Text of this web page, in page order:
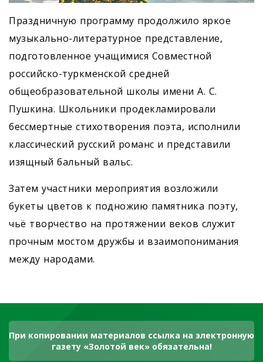
Праздничную программу продолжило яркое
музыкально-литературное представление,
подготовленное учащимися Совместной
российско-туркменской средней
общеобразовательной школы имени А. С.
Пушкина. Школьники продекламировали
бессмертные стихотворения поэта, исполнили
классический русский романс и представили
изящный бальный вальс.
Затем участники мероприятия возложили
букеты цветов к подножию памятника поэту,
чьё творчество на протяжении веков служит
прочным мостом дружбы и взаимопонимания
между народами.
При копировании материалов ссылка на электронную
газету «Золотой век» обязательна!